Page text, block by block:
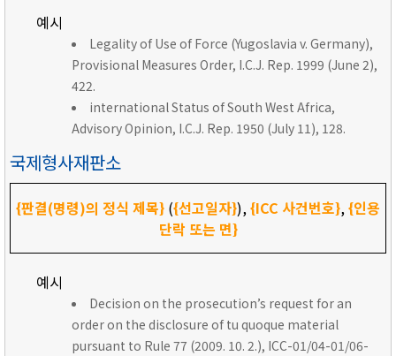
예시
Legality of Use of Force (Yugoslavia v. Germany),
Provisional Measures Order, I.C.J. Rep. 1999 (June 2),
422.
international Status of South West Africa,
Advisory Opinion, I.C.J. Rep. 1950 (July 11), 128.
국제형사재판소
{판결(명령)의 정식 제목} ({선고일자}),{ICC 사건번호},{인용
단락 또는 면}
예시
Decision on the prosecution’s request for an
order on the disclosure of tu quoque material
pursuant to Rule 77 (2009. 10. 2.), ICC-01/04-01/06-